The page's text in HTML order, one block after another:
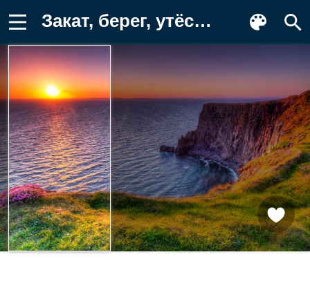
Закат, берег, утёс, море, волны Заставка на телефон